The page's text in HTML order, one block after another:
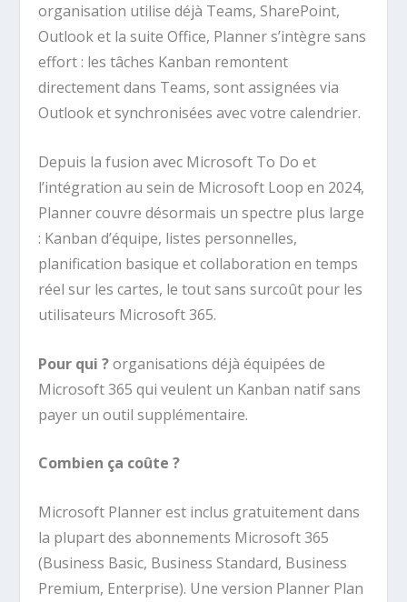
organisation utilise déjà Teams, SharePoint,
Outlook et la suite Office, Planner s’intègre sans
effort : les tâches Kanban remontent
directement dans Teams, sont assignées via
Outlook et synchronisées avec votre calendrier.
Depuis la fusion avec Microsoft To Do et
l’intégration au sein de Microsoft Loop en 2024,
Planner couvre désormais un spectre plus large
: Kanban d’équipe, listes personnelles,
planification basique et collaboration en temps
réel sur les cartes, le tout sans surcoût pour les
utilisateurs Microsoft 365.
Pour qui ?organisations déjà équipées de
Microsoft 365 qui veulent un Kanban natif sans
payer un outil supplémentaire.
Combien ça coûte ?
Microsoft Planner est inclus gratuitement dans
la plupart des abonnements Microsoft 365
(Business Basic, Business Standard, Business
Premium, Enterprise). Une version Planner Plan